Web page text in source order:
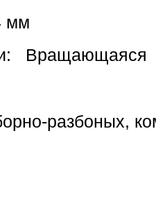
мм
Вращающаяся
разбоных,